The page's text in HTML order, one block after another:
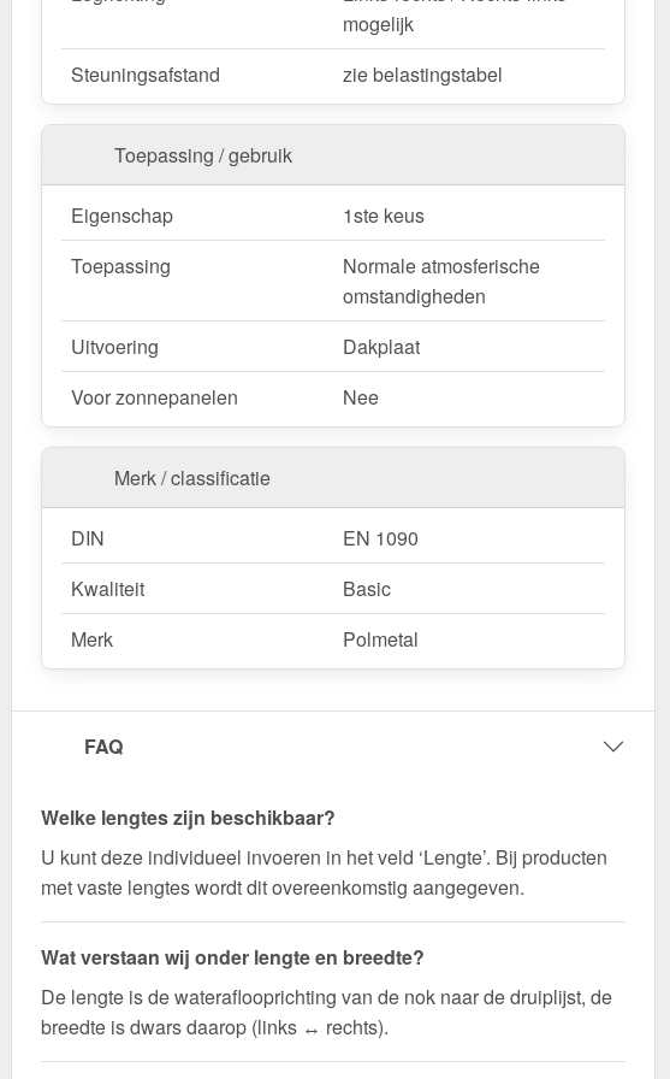
mogelijk
Steuningsafstand
zie belastingstabel
Toepassing / gebruik
Eigenschap
1ste keus
Toepassing
Normale atmosferische
omstandigheden
Uitvoering
Dakplaat
Voor zonnepanelen
Nee
Merk / classificatie
DIN
EN 1090
Kwaliteit
Basic
Merk
Polmetal
FAQ
Welke lengtes zijn beschikbaar?
U kunt deze individueel invoeren in het veld ‘Lengte’. Bij producten
met vaste lengtes wordt dit overeenkomstig aangegeven.
Wat verstaan wij onder lengte en breedte?
De lengte is de wateraflooprichting van de nok naar de druiplijst, de
breedte is dwars daarop (links ↔ rechts).